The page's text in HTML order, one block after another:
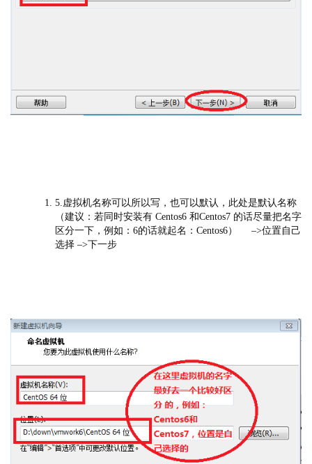
5.虚拟机名称可以所以写，也可以默认，此处是默认名称
（建议：若同时安装有 Centos6 和Centos7 的话尽量把名字
区分一下，例如：6的话就起名：Centos6） –>位置自己
选择 –>下一步